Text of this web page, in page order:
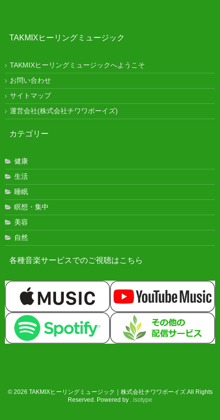
TAKMIXヒーリングミュージック
TAKMIXヒーリングミュージックへようこそ
お問い合わせ
サイトマップ
運営会社(株式会社チワワボーイズ)
カテゴリー
健康
生活
睡眠
瞑想・集中
美容
自然
各種音楽サービスでのご視聴はこちら
© 2026 TAKMIXヒーリングミュージック｜株式会社チワワボーイズ.All Rights
Reserved. Powered by . isotype